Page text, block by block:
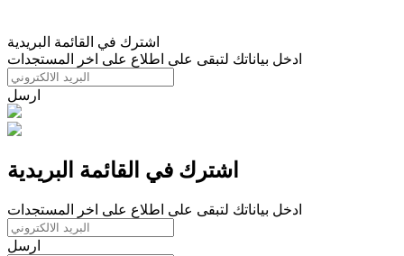
اشترك في القائمة البريدية
ادخل بياناتك لتبقى على اطلاع على اخر المستجدات
ارسل
اشترك في القائمة البريدية
ادخل بياناتك لتبقى على اطلاع على اخر المستجدات
ارسل